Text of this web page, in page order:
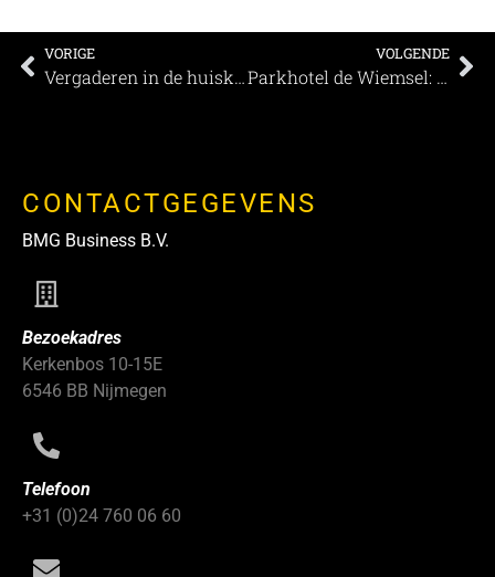
VORIGE
Vergaderen in de huiskamer van Almere; de nieuwe Bibliotheek
VOLGENDE
Parkhotel de Wiemsel: Vergaderen aan de Twentse Riviera
CONTACTGEGEVENS
BMG Business B.V.
Bezoekadres
Kerkenbos 10-15E
6546 BB Nijmegen
Telefoon
+31 (0)24 760 06 60